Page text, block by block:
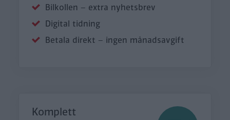
Bilkollen – extra nyhetsbrev
Digital tidning
Betala direkt – ingen månadsavgift
Komplett